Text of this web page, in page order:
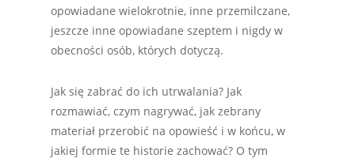
opowiadane wielokrotnie, inne przemilczane,
jeszcze inne opowiadane szeptem i nigdy w
obecności osób, których dotyczą.
Jak się zabrać do ich utrwalania? Jak
rozmawiać, czym nagrywać, jak zebrany
materiał przerobić na opowieść i w końcu, w
jakiej formie te historie zachować? O tym